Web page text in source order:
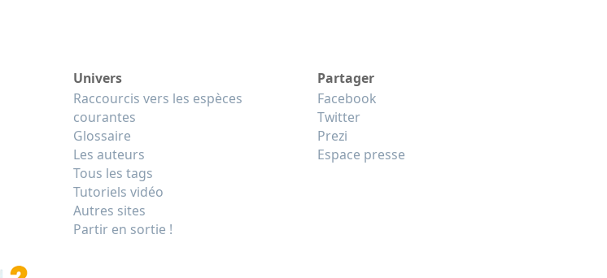
Univers
Raccourcis vers les espèces
courantes
Glossaire
Les auteurs
Tous les tags
Tutoriels vidéo
Autres sites
Partir en sortie !
Partager
Facebook
Twitter
Prezi
Espace presse